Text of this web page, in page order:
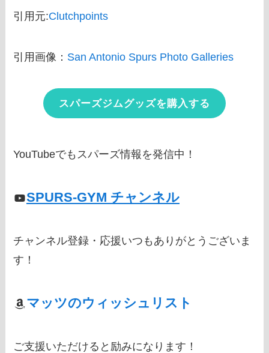
引用元:Clutchpoints
引用画像： San Antonio Spurs Photo Galleries
スパーズジムグッズを購入する
YouTubeでもスパーズ情報を発信中！
SPURS-GYM チャンネル
チャンネル登録・応援いつもありがとうございま
す！
マッツのウィッシュリスト
ご支援いただけると励みになります！